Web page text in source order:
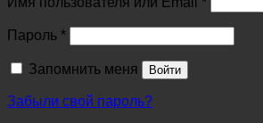
Пароль *Обязательно
Запомнить меня Войти
Забыли свой пароль?